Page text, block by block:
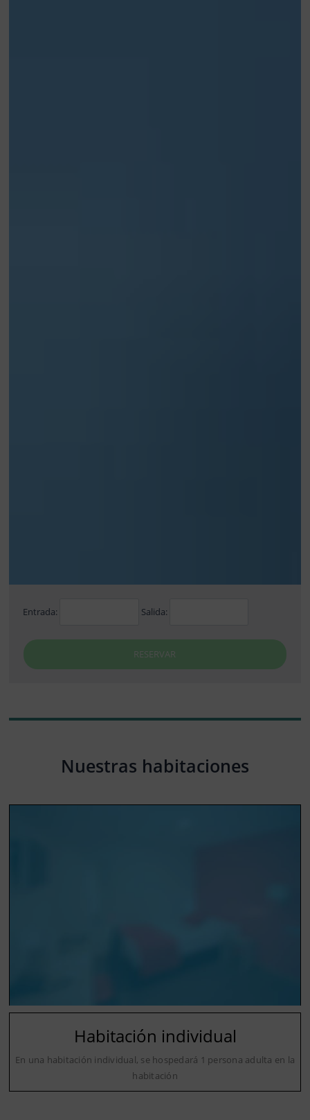
Entrada: Salida:
RESERVAR
Nuestras habitaciones
Habitación individual
En una habitación individual, se hospedará 1 persona adulta en la
habitación